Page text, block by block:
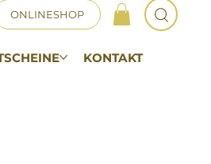
ONLINESHOP
KONTAKT